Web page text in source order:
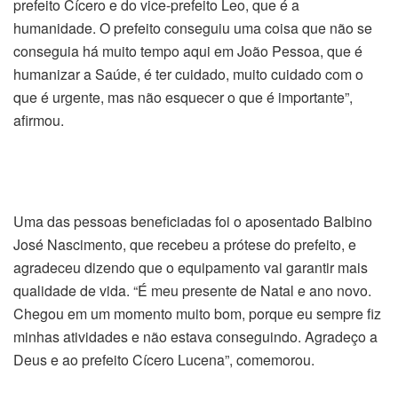
prefeito Cícero e do vice-prefeito Leo, que é a
humanidade. O prefeito conseguiu uma coisa que não se
conseguia há muito tempo aqui em João Pessoa, que é
humanizar a Saúde, é ter cuidado, muito cuidado com o
que é urgente, mas não esquecer o que é importante”,
afirmou.
Uma das pessoas beneficiadas foi o aposentado Balbino
José Nascimento, que recebeu a prótese do prefeito, e
agradeceu dizendo que o equipamento vai garantir mais
qualidade de vida. “É meu presente de Natal e ano novo.
Chegou em um momento muito bom, porque eu sempre fiz
minhas atividades e não estava conseguindo. Agradeço a
Deus e ao prefeito Cícero Lucena”, comemorou.